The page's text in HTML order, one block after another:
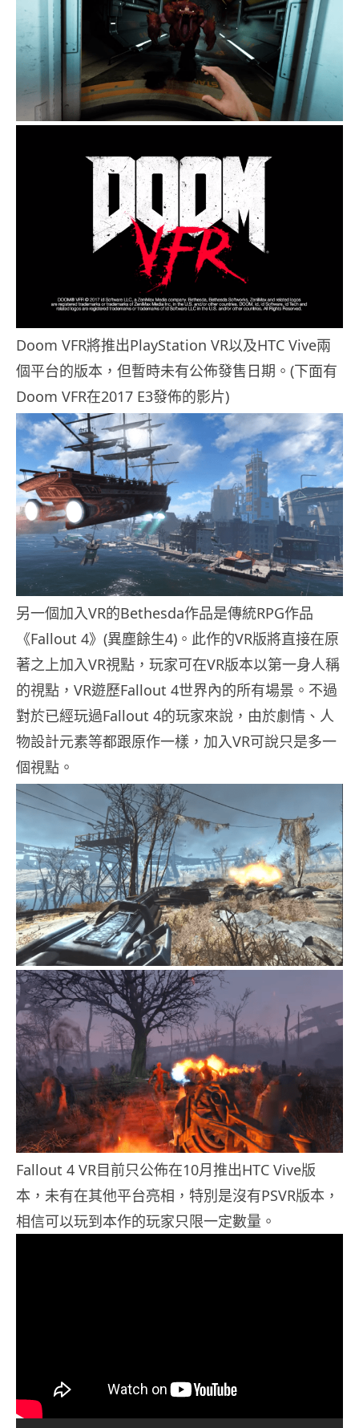
Doom VFR將推出PlayStation VR以及HTC Vive兩
個平台的版本，但暫時未有公佈發售日期。(下面有
Doom VFR在2017 E3發佈的影片)
另一個加入VR的Bethesda作品是傳統RPG作品
《Fallout 4》(異塵餘生4)。此作的VR版將直接在原
著之上加入VR視點，玩家可在VR版本以第一身人稱
的視點，VR遊歷Fallout 4世界內的所有場景。不過
對於已經玩過Fallout 4的玩家來說，由於劇情、人
物設計元素等都跟原作一樣，加入VR可說只是多一
個視點。
Fallout 4 VR目前只公佈在10月推出HTC Vive版
本，未有在其他平台亮相，特別是沒有PSVR版本，
相信可以玩到本作的玩家只限一定數量。